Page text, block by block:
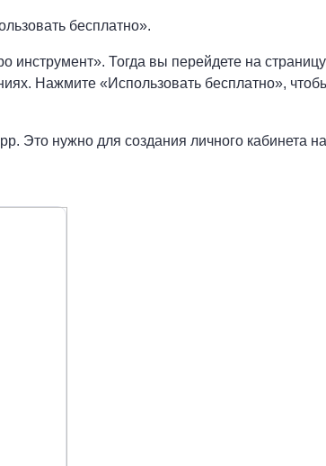
бесплатно».
Тогда вы перейдете на
Нажмите «Использовать бесплатно»,
Это нужно для создания личного кабинета